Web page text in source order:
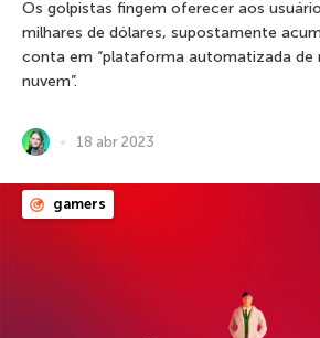
Os golpistas fingem oferecer aos
milhares de dólares, supostamente
conta em “plataforma automatizada de
nuvem”.
18 abr 2023
gamers